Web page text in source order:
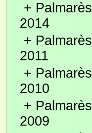
+ Palmarès
2014
+ Palmarès
2011
+ Palmarès
2010
+ Palmarès
2009